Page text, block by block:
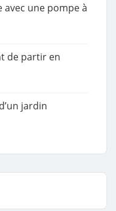
une pompe à
de partir en
jardin